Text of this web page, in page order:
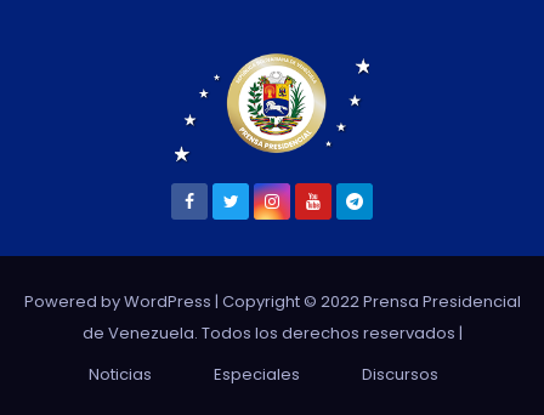
Powered by WordPress | Copyright © 2022 Prensa Presidencial
de Venezuela. Todos los derechos reservados |
Noticias
Especiales Discursos